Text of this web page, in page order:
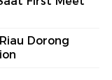
Dorong